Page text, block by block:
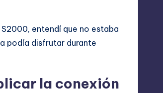
entendí que no estaba
podía disfrutar durante
la conexión